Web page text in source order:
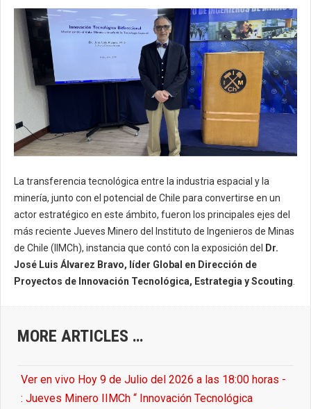
La transferencia tecnológica entre la industria espacial y la
minería, junto con el potencial de Chile para convertirse en un
actor estratégico en este ámbito, fueron los principales ejes del
más reciente Jueves Minero del Instituto de Ingenieros de Minas
de Chile (IIMCh), instancia que contó con la exposición del
Dr.
José Luis Álvarez Bravo, líder Global en Dirección de
Proyectos de Innovación Tecnológica, Estrategia y Scouting
MORE ARTICLES …
Ver en vivo Hoy 9 de Julio del 2026 a las 18:00 horas -
: Jueves Minero IIMCh “ Innovación Tecnológica